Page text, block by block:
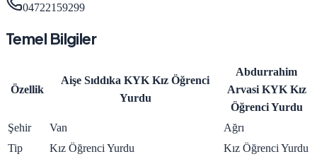
04722159299
Temel Bilgiler
Özellik
Aişe Sıddıka KYK Kız Öğrenci
Yurdu
Abdurrahim
Arvasi KYK Kız
Öğrenci Yurdu
Şehir
Van
Ağrı
Tip
Kız Öğrenci Yurdu
Kız Öğrenci Yurdu